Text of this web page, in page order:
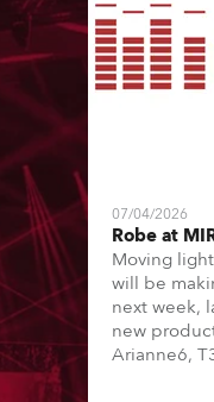
07/04/2026
Robe at
Moving
will be
next week,
new
Arianne6,